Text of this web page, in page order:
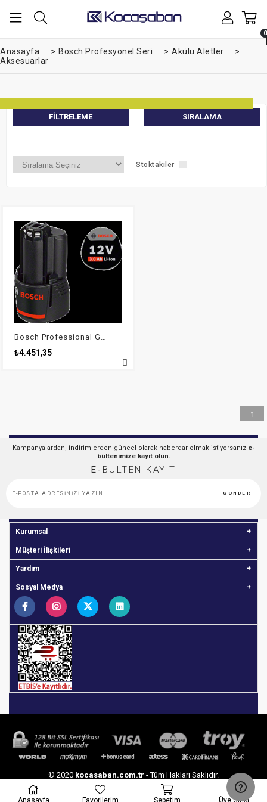
0
Anasayfa > Bosch Profesyonel Seri > Akülü Aletler
>
Aksesuarlar
FILTRELEME SIRALAMA
Stoktakiler
Bosch Professional GBA 12V 3,0 Ah Li-on Akü
₺4.451,35
1
Kampanyalardan, indirimlerden güncel olarak haberdar olmak istiyorsanız e-
bültenimize kayıt olun.
E- BÜLTEN KAYIT
GÖNDER
Kurumsal
Müşteri İlişkileri
Yardım
Sosyal Medya
© 2020 kocasaban.com.tr - Tüm Hakları Saklıdır.
Anasayfa Favorilerim Sepetim Üye Girişi